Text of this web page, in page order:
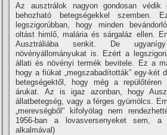
Az ausztrálok nagyon gondosan védik
behozható betegségekkel szemben.
legszigorúbban, hogy minden
oltást himlő, malária és sárgaláz ellen.
Ausztráliába senkit. De
növényállományukat is. Ezért a
állati és növényi termék bevitele. Ez a
hogy a fiúkat „megszabadí­tották” egy-két
betegségektől, hogy még a
árukat. Az is igaz azonban, hogy
állatbetegség, vagy a férges gyümölcs.
„merevségből” kifolyólag nem
1956-ban a lovasversenyeket sem,
alkalmával)